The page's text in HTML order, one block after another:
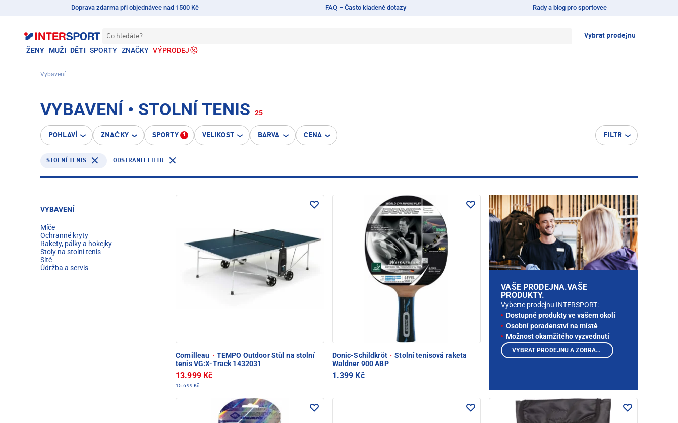
Doprava zdarma při objednávce nad 1500 Kč FAQ – Často kladené dotazy Rady a blog pro sportovce
Co hledáte? Vybrat prodejnu
ŽENY MUŽI DĚTI SPORTY ZNAČKY VÝPRODEJ
Vybavení
VYBAVENÍ • STOLNÍ TENIS 25
POHLAVÍ ZNAČKY SPORTY 1 VELIKOST BARVA CENA FILTR
STOLNÍ TENIS ODSTRANIT FILTR
VYBAVENÍ
Míče
Ochranné kryty
Rakety, pálky a hokejky
Stoly na stolní tenis
Sítě
Údržba a servis
Cornilleau · TEMPO Outdoor Stůl na stolní
tenis VG:X-Track 1432031
13.999 Kč
15.699 Kč
Donic-Schildkröt · Stolní tenisová raketa
Waldner 900 ABP
1.399 Kč
VAŠE PRODEJNA.VAŠE
PRODUKTY.
Vyberte prodejnu INTERSPORT:
Dostupné produkty ve vašem okolí
Osobní poradenství na místě
Možnost okamžitého vyzvednutí
VYBRAT PRODEJNU A ZOBRAZIT PRODUKTY